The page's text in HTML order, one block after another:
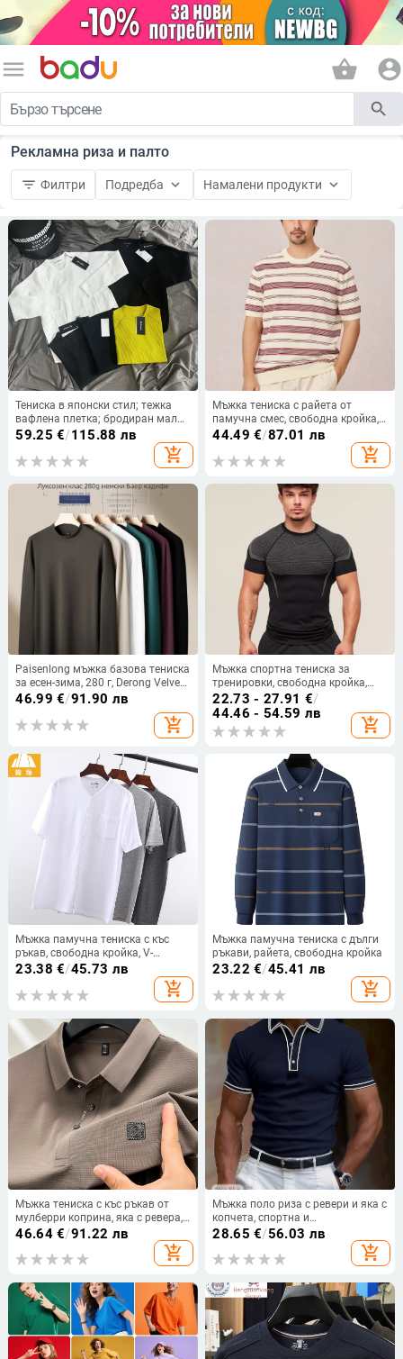
menu shopping_basket account_circle
search
Рекламна риза и палто
filter_list Филтри Подредба keyboard_arrow_down Намалени продукти keyboard_arrow_down
Тениска в японски стил; тежка
вафлена плетка; бродиран малък
логотип; дълги ръкави; свободна
59.25 €/115.88 лв
add_shopping_cart
Мъжка тениска с райета от
памучна смес, свободна кройка,
кръгло деколте, къс ръкав
44.49 €/87.01 лв
add_shopping_cart
Paisenlong мъжка базова тениска
за есен-зима, 280 г, Derong Velvet,
полувисока яка, топла, с тесен
46.99 €/91.90 лв
add_shopping_cart
Мъжка спортна тениска за
тренировки, свободна кройка,
полиестер, кръгло деколте, къси
ръкави, дишаща
22.73 - 27.91 €/
44.46 - 54.59 лв
add_shopping_cart
Мъжка памучна тениска с къс
ръкав, свободна кройка, V-
образно деколте, без яка
23.38 €/45.73 лв
add_shopping_cart
Мъжка памучна тениска с дълги
ръкави, райета, свободна кройка
23.22 €/45.41 лв
add_shopping_cart
Мъжка тениска с къс ръкав от
мулберри коприна, яка с ревера,
лека летна ежедневна дреха
46.64€/91.22 лв
add_shopping_cart
Мъжка поло риза с ревери и яка с
копчета, спортна и
многофункционална, с
28.65 €/56.03 лв
add_shopping_cart